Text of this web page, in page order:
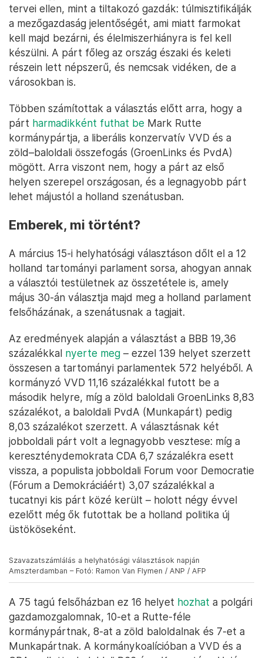
tervei ellen, mint a tiltakozó gazdák: túlmisztifikálják
a mezőgazdaság jelentőségét, ami miatt farmokat
kell majd bezárni, és élelmiszerhiányra is fel kell
készülni. A párt főleg az ország északi és keleti
részein lett népszerű, és nemcsak vidéken, de a
városokban is.
Többen számítottak a választás előtt arra, hogy a
párt harmadikként futhat be Mark Rutte
kormánypártja, a liberális konzervatív VVD és a
zöld–baloldali összefogás (GroenLinks és PvdA)
mögött. Arra viszont nem, hogy a párt az első
helyen szerepel országosan, és a legnagyobb párt
lehet májustól a holland szenátusban.
Emberek, mi történt?
A március 15-i helyhatósági választáson dőlt el a 12
holland tartományi parlament sorsa, ahogyan annak
a választói testületnek az összetétele is, amely
május 30-án választja majd meg a holland parlament
felsőházának, a szenátusnak a tagjait.
Az eredmények alapján a választást a BBB 19,36
százalékkal nyerte meg – ezzel 139 helyet szerzett
összesen a tartományi parlamentek 572 helyéből. A
kormányzó VVD 11,16 százalékkal futott be a
második helyre, míg a zöld baloldali GroenLinks 8,83
százalékot, a baloldali PvdA (Munkapárt) pedig
8,03 százalékot szerzett. A választásnak két
jobboldali párt volt a legnagyobb vesztese: míg a
kereszténydemokrata CDA 6,7 százalékra esett
vissza, a populista jobboldali Forum voor Democratie
(Fórum a Demokráciáért) 3,07 százalékkal a
tucatnyi kis párt közé került – holott négy évvel
ezelőtt még ők futottak be a holland politika új
üstököseként.